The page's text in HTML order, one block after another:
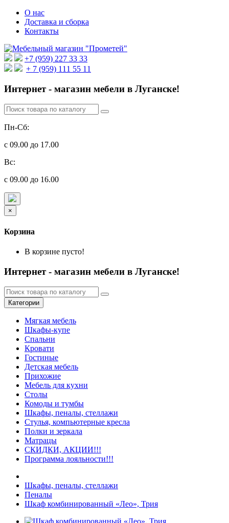
О нас
Доставка и сборка
Контакты
+7 (959) 227 33 33
+ 7 (959) 111 55 11
Интернет - магазин мебели в Луганске!
Пн-Сб:
с 09.00 до 17.00
Вс:
с 09.00 до 16.00
×
Корзина
В корзине пусто!
Интернет - магазин мебели в Луганске!
Категории
Мягкая мебель
Шкафы-купе
Спальни
Кровати
Гостиные
Детская мебель
Прихожие
Мебель для кухни
Столы
Комоды и тумбы
Шкафы, пеналы, стеллажи
Стулья, компьютерные кресла
Полки и зеркала
Матрацы
СКИДКИ, АКЦИИ!!!
Программа лояльности!!!
Шкафы, пеналы, стеллажи
Пеналы
Шкаф комбинированный «Лео», Трия